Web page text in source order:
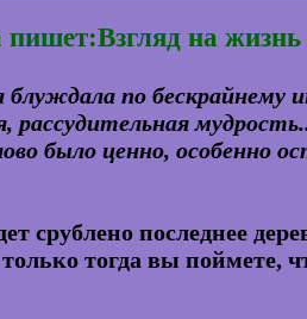
на жизнь
блуждала по
рассудительная
было ценно, особенно
срублено последнее
тогда вы поймете,